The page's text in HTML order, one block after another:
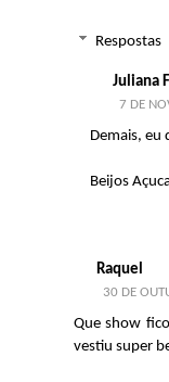
Respostas
Juliana
7 DE
Demais, eu
Beijos
Raquel
30 DE
Que show
vestiu super